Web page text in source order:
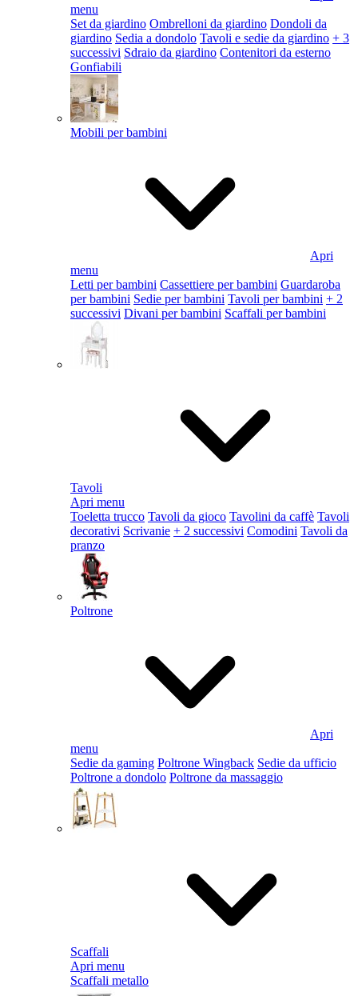
menu
Set da giardino Ombrelloni da giardino Dondoli da
giardino Sedia a dondolo Tavoli e sedie da giardino + 3
successivi Sdraio da giardino Contenitori da esterno
Gonfiabili
Mobili per bambini
Apri
menu
Letti per bambini Cassettiere per bambini Guardaroba
per bambini Sedie per bambini Tavoli per bambini + 2
successivi Divani per bambini Scaffali per bambini
Tavoli
Apri menu
Toeletta trucco Tavoli da gioco Tavolini da caffè Tavoli
decorativi Scrivanie + 2 successivi Comodini Tavoli da
pranzo
Poltrone
Apri
menu
Sedie da gaming Poltrone Wingback Sedie da ufficio
Poltrone a dondolo Poltrone da massaggio
Scaffali
Apri menu
Scaffali metallo